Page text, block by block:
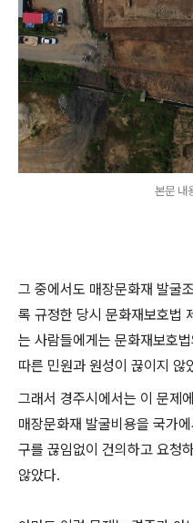
본문 내
그 중에서도 매장문화재 발굴
록 규정한 당시 문화재보호법
는 사람들에게는 문화재보호
따른 민원과 원성이 끊이지 않
그래서 경주시에서는 이 문제
매장문화재 발굴비용을 국가
구를 끊임없이 건의하고 요청
않았다.